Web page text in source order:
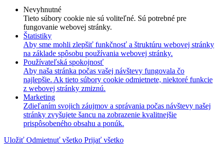
Nevyhnutné
Tieto súbory cookie nie sú voliteľné. Sú potrebné pre
fungovanie webovej stránky.
Štatistiky
Aby sme mohli zlepšiť funkčnosť a štruktúru webovej stránky
na základe spôsobu používania webovej stránky.
Používateľská spokojnosť
Aby naša stránka počas vašej návštevy fungovala čo
najlepšie. Ak tieto súbory cookie odmietnete, niektoré funkcie
z webovej stránky zmiznú.
Marketing
Zdieľaním svojich záujmov a správania počas návštevy našej
stránky zvyšujete šancu na zobrazenie kvalitnejšie
prispôsobeného obsahu a ponúk.
Uložiť Odmietnuť všetko Prijať všetko